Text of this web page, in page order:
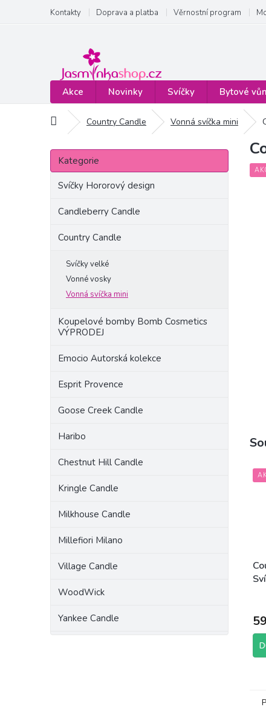
obsah
Kontakty Doprava a platba Věrnostní program
Akce Novinky Svíčky Bytové
Domů Country Candle Vonná svíčka mini
P
s
Přeskočit
kategorie
Kategorie
Svíčky Hororový design
Candleberry Candle
Country Candle
Svíčky velké
Vonné vosky
Vonná svíčka mini
Koupelové bomby Bomb Cosmetics
VÝPRODEJ
Emocio Autorská kolekce
Esprit Provence
Goose Creek Candle
Haribo
Chestnut Hill Candle
Kringle Candle
Milkhouse Candle
Millefiori Milano
Village Candle
WoodWick
Yankee Candle